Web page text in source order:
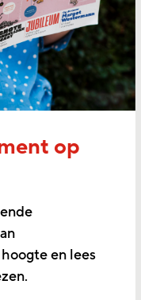
op
en lees